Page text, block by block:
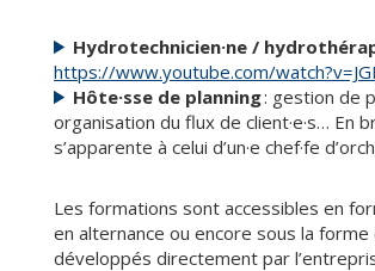
Hydrotechnicien·ne /
https://www.youtube.com/
Hôte·sse de planning: gestion de
organisation du flux de client·e·s… En
s’apparente à celui d’un·e chef·fe
Les formations sont accessibles en
en alternance ou encore sous la
développés directement par